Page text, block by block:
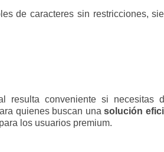
de caracteres sin restricciones,
conveniente si necesitas
quienes buscan unasolución
los usuarios premium.